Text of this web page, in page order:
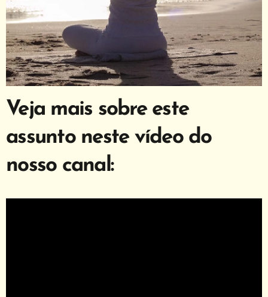
Veja mais sobre este
assunto neste vídeo do
nosso canal: